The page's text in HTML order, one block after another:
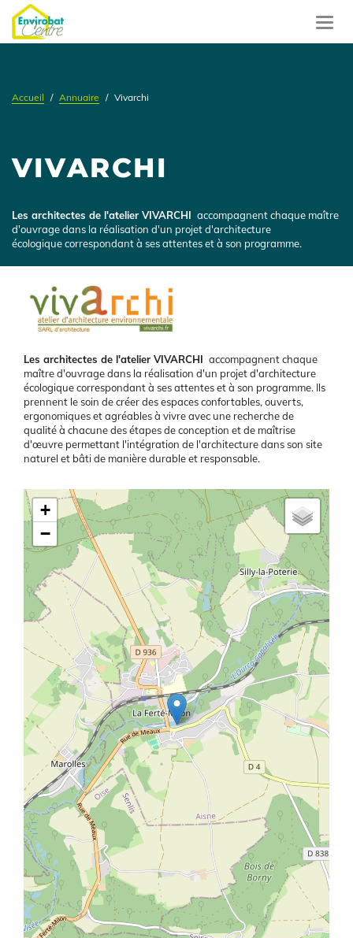
Aller
au
contenu
Accueil Annuaire Vivarchi
VIVARCHI
Présentation
Les architectes de l'atelier VIVARCHI accompagnent chaque maître
d'ouvrage dans la réalisation d'un projet d'architecture
écologique correspondant à ses attentes et à son programme.
Présentation
Les architectes de l'atelier VIVARCHI accompagnent chaque
maître d'ouvrage dans la réalisation d'un projet d'architecture
écologique correspondant à ses attentes et à son programme. Ils
prennent le soin de créer des espaces confortables, ouverts,
ergonomiques et agréables à vivre avec une recherche de
qualité à chacune des étapes de conception et de maîtrise
d'œuvre permettant l'intégration de l'architecture dans son site
naturel et bâti de manière durable et responsable.
Latitude/Longitude
+
−